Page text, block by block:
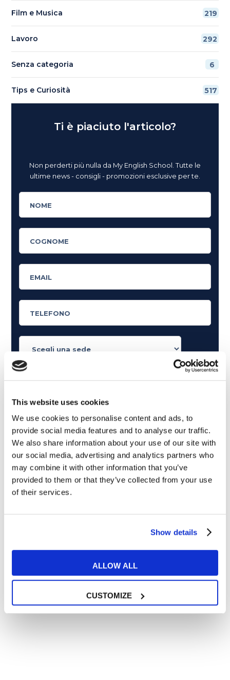
This website uses cookies
We use cookies to personalise content and ads, to
provide social media features and to analyse our traffic.
We also share information about your use of our site with
our social media, advertising and analytics partners who
may combine it with other information that you’ve
provided to them or that they’ve collected from your use
of their services.
Show details
ALLOW ALL
CUSTOMIZE
Film e Musica 219
Lavoro 292
Senza categoria 6
Tips e Curiosità 517
Ti è piaciuto l'articolo?
Non perderti più nulla da My English School. Tutte le
ultime news - consigli - promozioni esclusive per te.
Articoli dedicati a inglese nel mondo del lavoro
Articoli con tips e new sulla lingua inglese
In quanto di età superiore ai 16 anni, dichiaro di acconsentire
al trattamento dei miei dati personali in conformità
all’ informativa privacy.
relative ai prodotti e servizi a marchio MyES
** le sedi contrassegnate con * offrono sempre solo corsi online
RICHIEDI INFORMAZIONI